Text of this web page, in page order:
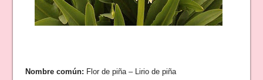
Nombre común: Flor de piña – Lirio de piña